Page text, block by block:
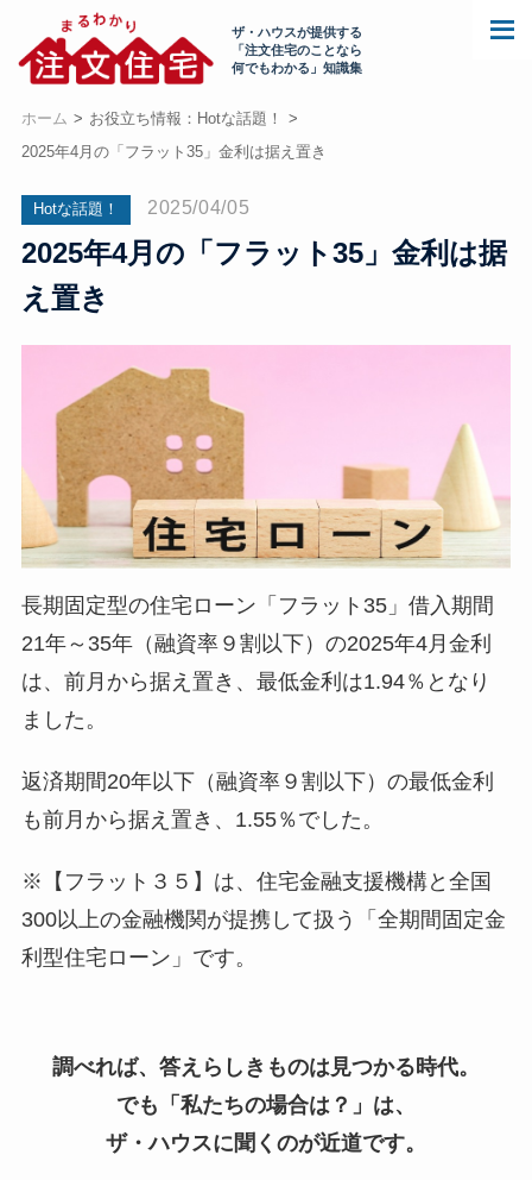
ザ・ハウスが提供する
「注文住宅のことなら
何でもわかる」知識集
ホーム
お役立ち情報：Hotな話題！
2025年4月の「フラット35」金利は据え置き
Hotな話題！ 2025/04/05
2025年4月の「フラット35」金利は据
え置き
長期固定型の住宅ローン「フラット35」借入期間
21年～35年（融資率９割以下）の2025年4月金利
は、前月から据え置き、最低金利は1.94％となり
ました。
返済期間20年以下（融資率９割以下）の最低金利
も前月から据え置き、1.55％でした。
※【フラット３５】は、住宅金融支援機構と全国
300以上の金融機関が提携して扱う「全期間固定金
利型住宅ローン」です。
調べれば、答えらしきものは見つかる時代。
でも「私たちの場合は？」は、
ザ・ハウスに聞くのが近道です。